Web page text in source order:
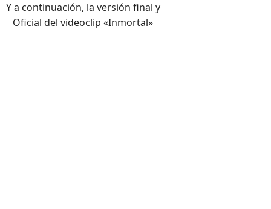
Y a continuación, la versión final y
Oficial del videoclip «Inmortal»